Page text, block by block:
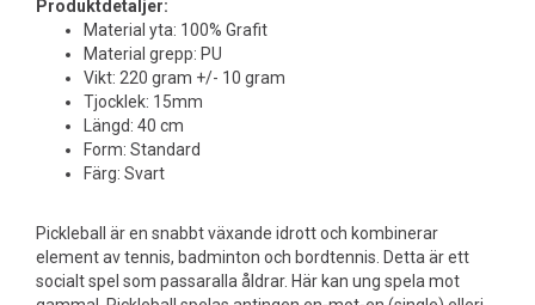
Produktdetaljer:
Material yta: 100% Grafit
Material grepp: PU
Vikt: 220 gram +/- 10 gram
Tjocklek: 15mm
Längd: 40 cm
Form: Standard
Färg: Svart
Pickleball är en snabbt växande idrott och kombinerar
element av tennis, badminton och bordtennis. Detta är ett
socialt spel som passaralla åldrar. Här kan ung spela mot